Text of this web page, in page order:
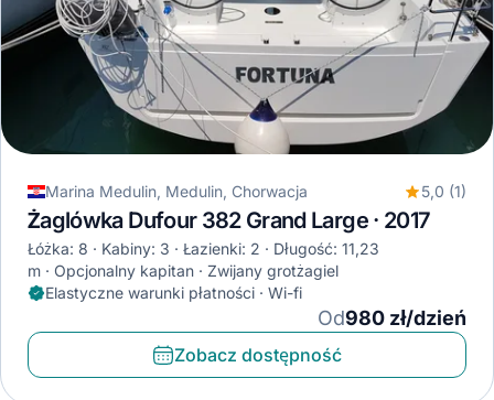
Marina Medulin, Medulin, Chorwacja 5,0 (1)
Żaglówka Dufour 382 Grand Large · 2017
Łóżka: 8 Kabiny: 3 Łazienki: 2
Długość: 11,23
m
Opcjonalny kapitan
Zwijany grotżagiel
Elastyczne warunki płatności · Wi-fi
Od980 zł/dzień
Zobacz dostępność